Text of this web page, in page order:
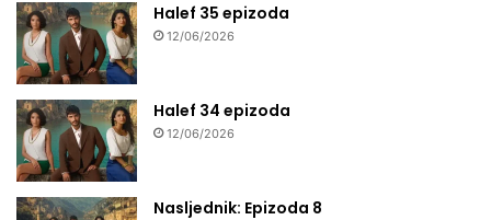
Halef 35 epizoda
12/06/2026
Halef 34 epizoda
12/06/2026
Nasljednik: Epizoda 8